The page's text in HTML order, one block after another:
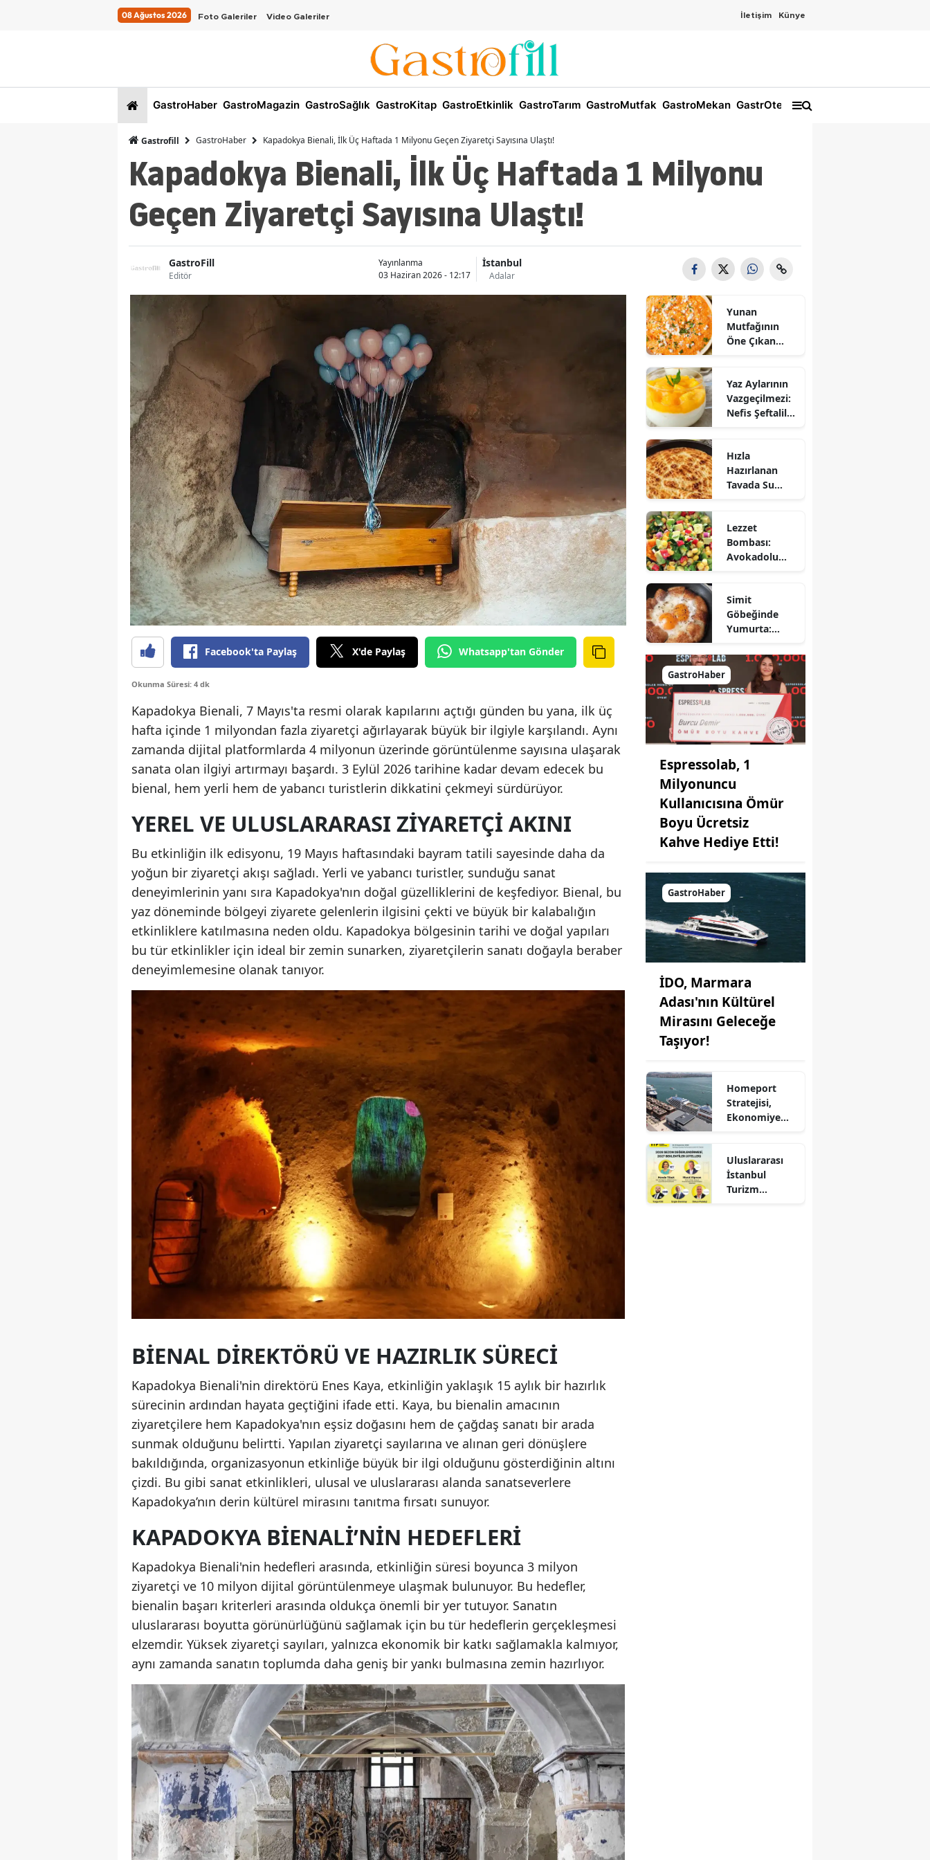
08 Ağustos 2026 Foto Galeriler Video Galeriler İletişim Künye
GastroHaber GastroMagazin GastroSağlık GastroKitap GastroEtkinlik GastroTarım GastroMutfak GastroMekan GastrOtel
Gastrofill GastroHaber Kapadokya Bienali, İlk Üç Haftada 1 Milyonu Geçen Ziyaretçi Sayısına Ulaştı!
Kapadokya Bienali, İlk Üç Haftada 1 Milyonu
Geçen Ziyaretçi Sayısına Ulaştı!
GastroFill
Editör
Yayınlanma
03 Haziran 2026 - 12:17
İstanbul
Adalar
Facebook'ta Paylaş X'de Paylaş Whatsapp'tan Gönder
Okunma Süresi: 4 dk
Kapadokya Bienali, 7 Mayıs'ta resmi olarak kapılarını açtığı günden bu yana, ilk üç
hafta içinde 1 milyondan fazla ziyaretçi ağırlayarak büyük bir ilgiyle karşılandı. Aynı
zamanda dijital platformlarda 4 milyonun üzerinde görüntülenme sayısına ulaşarak
sanata olan ilgiyi artırmayı başardı. 3 Eylül 2026 tarihine kadar devam edecek bu
bienal, hem yerli hem de yabancı turistlerin dikkatini çekmeyi sürdürüyor.
YEREL VE ULUSLARARASI ZIYARETÇI AKINI
Bu etkinliğin ilk edisyonu, 19 Mayıs haftasındaki bayram tatili sayesinde daha da
yoğun bir ziyaretçi akışı sağladı. Yerli ve yabancı turistler, sunduğu sanat
deneyimlerinin yanı sıra Kapadokya'nın doğal güzelliklerini de keşfediyor. Bienal, bu
yaz döneminde bölgeyi ziyarete gelenlerin ilgisini çekti ve büyük bir kalabalığın
etkinliklere katılmasına neden oldu. Kapadokya bölgesinin tarihi ve doğal yapıları
bu tür etkinlikler için ideal bir zemin sunarken, ziyaretçilerin sanatı doğayla beraber
deneyimlemesine olanak tanıyor.
BIENAL DIREKTÖRÜ VE HAZIRLIK SÜRECI
Kapadokya Bienali'nin direktörü Enes Kaya, etkinliğin yaklaşık 15 aylık bir hazırlık
sürecinin ardından hayata geçtiğini ifade etti. Kaya, bu bienalin amacının
ziyaretçilere hem Kapadokya'nın eşsiz doğasını hem de çağdaş sanatı bir arada
sunmak olduğunu belirtti. Yapılan ziyaretçi sayılarına ve alınan geri dönüşlere
bakıldığında, organizasyonun etkinliğe büyük bir ilgi olduğunu gösterdiğinin altını
çizdi. Bu gibi sanat etkinlikleri, ulusal ve uluslararası alanda sanatseverlere
Kapadokya’nın derin kültürel mirasını tanıtma fırsatı sunuyor.
KAPADOKYA BIENALI’NIN HEDEFLERI
Kapadokya Bienali'nin hedefleri arasında, etkinliğin süresi boyunca 3 milyon
ziyaretçi ve 10 milyon dijital görüntülenmeye ulaşmak bulunuyor. Bu hedefler,
bienalin başarı kriterleri arasında oldukça önemli bir yer tutuyor. Sanatın
uluslararası boyutta görünürlüğünü sağlamak için bu tür hedeflerin gerçekleşmesi
elzemdir. Yüksek ziyaretçi sayıları, yalnızca ekonomik bir katkı sağlamakla kalmıyor,
aynı zamanda sanatın toplumda daha geniş bir yankı bulmasına zemin hazırlıyor.
Yunan
Mutfağının
Öne Çıkan
Nasıl Yapılır?
Yaz Aylarının
Vazgeçilmezi:
Nefis Şeftalili
Hızla
Hazırlanan
Tavada Su
Sofralarınıza
Lezzet Katın!
Lezzet
Bombası:
Avokadolu
Simit
Göbeğinde
Yumurta:
Farklı Bir
Kahvaltı
Seçeneği
GastroHaber
Espressolab, 1
Milyonuncu
Kullanıcısına Ömür
Boyu Ücretsiz
Kahve Hediye Etti!
GastroHaber
İDO, Marmara
Adası'nın Kültürel
Mirasını Geleceğe
Taşıyor!
Homeport
Stratejisi,
Ekonomiye
Sağlıyor!
Uluslararası
İstanbul
Turizm